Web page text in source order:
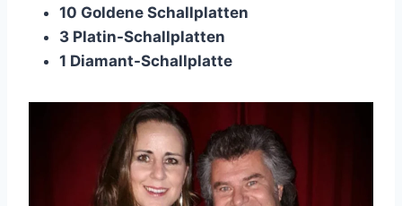
10 Goldene Schallplatten
3 Platin-Schallplatten
1 Diamant-Schallplatte